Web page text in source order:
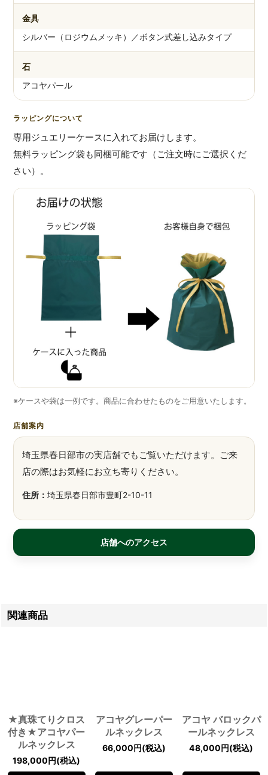
金具
シルバー（ロジウムメッキ）／ボタン式差し込みタイプ
石
アコヤパール
ラッピングについて
専用ジュエリーケースに入れてお届けします。
無料ラッピング袋も同梱可能です（ご注文時にご選択くだ
さい）。
※ケースや袋は一例です。商品に合わせたものをご用意いたします。
店舗案内
埼玉県春日部市の実店舗でもご覧いただけます。ご来
店の際はお気軽にお立ち寄りください。
住所： 埼玉県春日部市豊町2-10-11
店舗へのアクセス
関連商品
★真珠てりクロス
付き★アコヤパー
ルネックレス
198,000円(税込)
アコヤグレーパー
ルネックレス
66,000円(税込)
アコヤ バロックパ
ールネックレス
48,000円(税込)